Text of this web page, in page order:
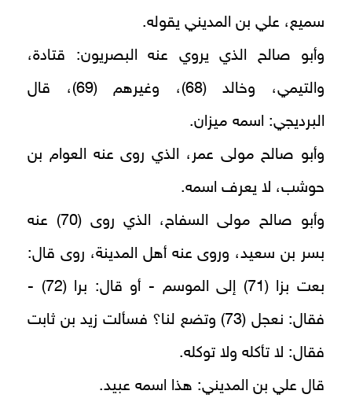
سميع، علي بن المديني يقوله.
وأبو صالح الذي يروي عنه البصريون: قتادة،
والتيمي، وخالد (68)، وغيرهم (69)، قال
البرديجي: اسمه ميزان.
وأبو صالح مولى عمر، الذي روى عنه العوام بن
حوشب، لا يعرف اسمه.
وأبو صالح مولى السفاح، الذي روى (70) عنه
بسر بن سعيد، وروى عنه أهل المدينة، روى قال:
بعت بزا (71) إلى الموسم - أو قال: برا (72) -
فقال: نعجل (73) وتضع لنا؟ فسألت زيد بن ثابت
فقال: لا تأكله ولا توكله.
قال علي بن المديني: هذا اسمه عبيد.